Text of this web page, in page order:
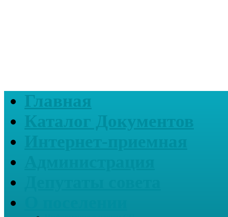
Главная
Каталог Документов